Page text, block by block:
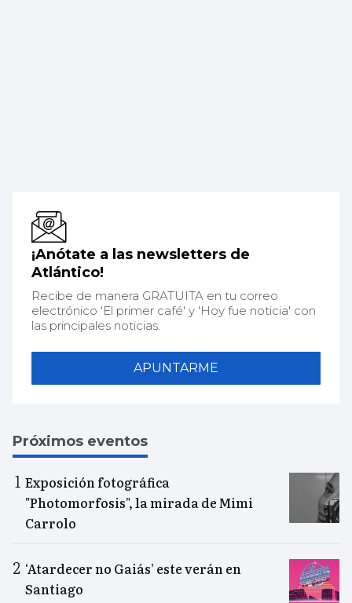
¡Anótate a las newsletters de
Atlántico!
Recibe de manera GRATUITA en tu correo
electrónico 'El primer café' y 'Hoy fue noticia' con
las principales noticias.
APUNTARME
Próximos eventos
Exposición fotográfica
"Photomorfosis", la mirada de Mimi
Carrolo
‘Atardecer no Gaiás’ este verán en
Santiago